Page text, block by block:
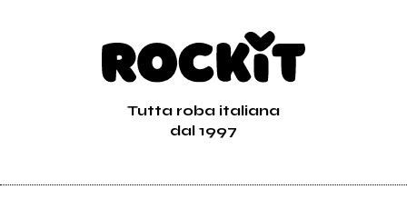
Tutta roba italiana
dal 1997